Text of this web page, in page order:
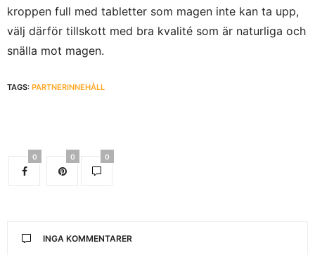
kroppen full med tabletter som magen inte kan ta upp,
välj därför tillskott med bra kvalité som är naturliga och
snälla mot magen.
TAGS: PARTNERINNEHÅLL
0 0 0
INGA KOMMENTARER